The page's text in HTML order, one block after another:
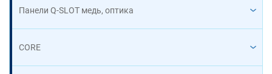
Панели Q-SLOT медь, оптика
CORE